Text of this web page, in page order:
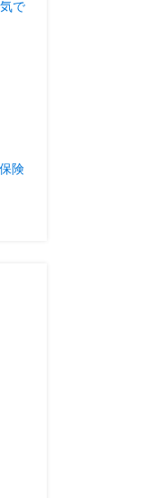
で
険